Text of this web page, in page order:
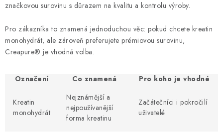
značkovou surovinu s důrazem na kvalitu a kontrolu výroby.
Pro zákazníka to znamená jednoduchou věc: pokud chcete kreatin
monohydrát, ale zároveň preferujete prémiovou surovinu,
Creapure® je vhodná volba.
Označení Co znamená Pro koho je vhodné
Kreatin
monohydrát
Nejznámější a
nejpoužívanější
forma kreatinu
Začátečníci i pokročilí
uživatelé